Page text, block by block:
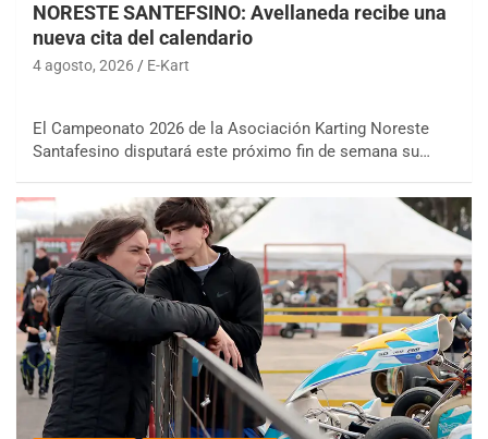
NORESTE SANTEFSINO: Avellaneda recibe una
nueva cita del calendario
4 agosto, 2026 E-Kart
El Campeonato 2026 de la Asociación Karting Noreste
Santafesino disputará este próximo fin de semana su…